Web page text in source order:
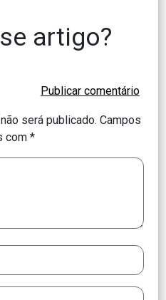
artigo?
será publicado. Campos
com*